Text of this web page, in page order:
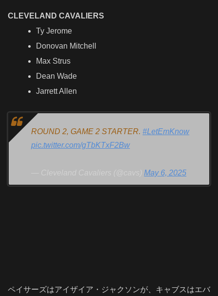
CLEVELAND CAVALIERS
Ty Jerome
Donovan Mitchell
Max Strus
Dean Wade
Jarrett Allen
ROUND 2, GAME 2 STARTER. #LetEmKnow
pic.twitter.com/gTbKTxF2Bw
— Cleveland Cavaliers (@cavs) May 6, 2025
ペイサーズはアイザイア・ジャクソンが、キャブスはエバ